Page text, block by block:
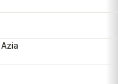
Azia